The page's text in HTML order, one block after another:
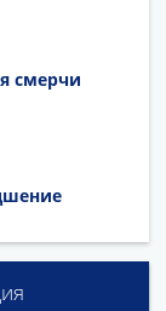
смерчи